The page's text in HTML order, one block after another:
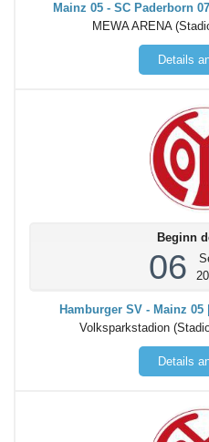
Mainz 05 - SC Paderborn
MEWA ARENA
Details
Beginn
06
Hamburger SV - Mainz
Volksparkstadion
Details